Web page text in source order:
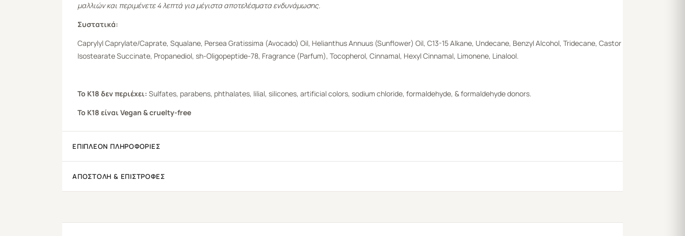
μαλλιών και περιμένετε 4 λεπτά για μέγιστα αποτελέσματα ενδυνάμωσης.
Συστατικά:
Caprylyl Caprylate/Caprate, Squalane, Persea Gratissima (Avocado) Oil, Helianthus Annuus (Sunflower) Oil, C13-15 Alkane, Undecane, Benzyl Alcohol, Tridecane, Castor
Isostearate Succinate, Propanediol, sh-Oligopeptide-78, Fragrance (Parfum), Tocopherol, Cinnamal, Hexyl Cinnamal, Limonene, Linalool.
To Κ18 δενπεριέχει: Sulfates, parabens, phthalates, lilial, silicones, artificial colors, sodium chloride, formaldehyde, & formaldehyde donors.
Το K18 είναι Vegan & cruelty-free
ΕΠΙΠΛΈΟΝ ΠΛΗΡΟΦΟΡΊΕΣ
ΑΠΟΣΤΟΛΉ & ΕΠΙΣΤΡΟΦΈΣ